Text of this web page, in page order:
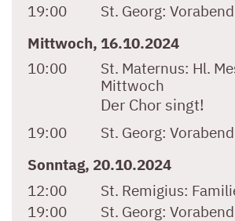
19:00
St. Georg:
Mittwoch, 16.10.2024
10:00
St. Maternus: Hl.
Mittwoch
Der Chor singt!
19:00 St. Georg:
Sonntag, 20.10.2024
12:00
St. Remigius:
19:00
St. Georg: